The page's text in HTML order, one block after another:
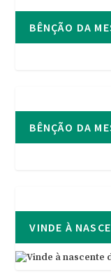
BÊNÇÃO DA
BÊNÇÃO DA
VINDE À